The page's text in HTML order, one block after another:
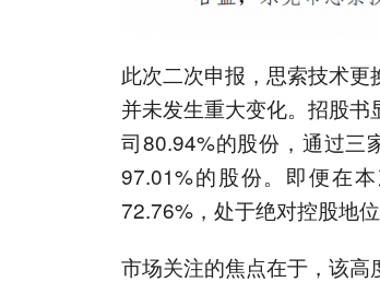
此次二次申报，思索技术
并未发生重大变化。招股
司80.94%的股份，通过三
97.01%的股份。即便在
72.76%，处于绝对控股地位
市场关注的焦点在于，该